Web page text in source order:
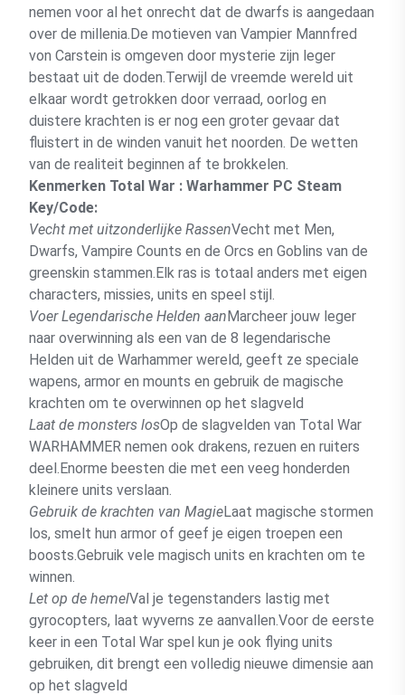
nemen voor al het onrecht dat de dwarfs is aangedaan
over de millenia.De motieven van Vampier Mannfred
von Carstein is omgeven door mysterie zijn leger
bestaat uit de doden.Terwijl de vreemde wereld uit
elkaar wordt getrokken door verraad, oorlog en
duistere krachten is er nog een groter gevaar dat
fluistert in de winden vanuit het noorden. De wetten
van de realiteit beginnen af te brokkelen.
Kenmerken Total War : Warhammer PC Steam
Key/Code:
Vecht met uitzonderlijke RassenVecht met Men,
Dwarfs, Vampire Counts en de Orcs en Goblins van de
greenskin stammen.Elk ras is totaal anders met eigen
characters, missies, units en speel stijl.
Voer Legendarische Helden aanMarcheer jouw leger
naar overwinning als een van de 8 legendarische
Helden uit de Warhammer wereld, geeft ze speciale
wapens, armor en mounts en gebruik de magische
krachten om te overwinnen op het slagveld
Laat de monsters losOp de slagvelden van Total War
WARHAMMER nemen ook drakens, rezuen en ruiters
deel.Enorme beesten die met een veeg honderden
kleinere units verslaan.
Gebruik de krachten van MagieLaat magische stormen
los, smelt hun armor of geef je eigen troepen een
boosts.Gebruik vele magisch units en krachten om te
winnen.
Let op de hemelVal je tegenstanders lastig met
gyrocopters, laat wyverns ze aanvallen.Voor de eerste
keer in een Total War spel kun je ook flying units
gebruiken, dit brengt een volledig nieuwe dimensie aan
op het slagveld